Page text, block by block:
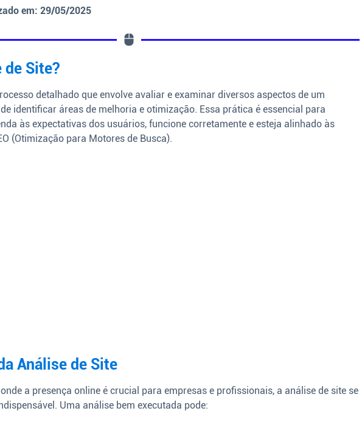
em: 29/05/2025
de Site?
detalhado que envolve avaliar e examinar diversos aspectos de um
identificar áreas de melhoria e otimização. Essa prática é essencial para
às expectativas dos usuários, funcione corretamente e esteja alinhado às
(Otimização para Motores de Busca).
Análise de Site
a presença online é crucial para empresas e profissionais, a análise de site se
Uma análise bem executada pode: